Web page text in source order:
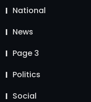
National
News
Page 3
Politics
Social